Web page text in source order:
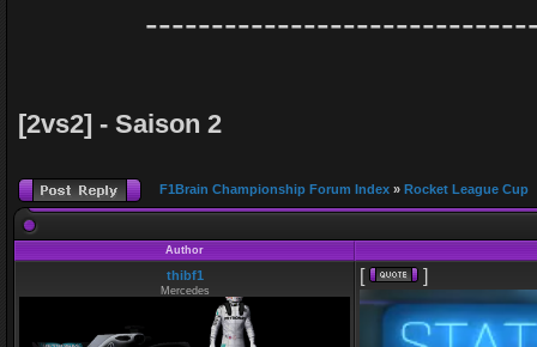
[2vs2] - Saison 2
F1Brain Championship Forum Index » Rocket League Cup
Author
thibf1
Mercedes
[ ]